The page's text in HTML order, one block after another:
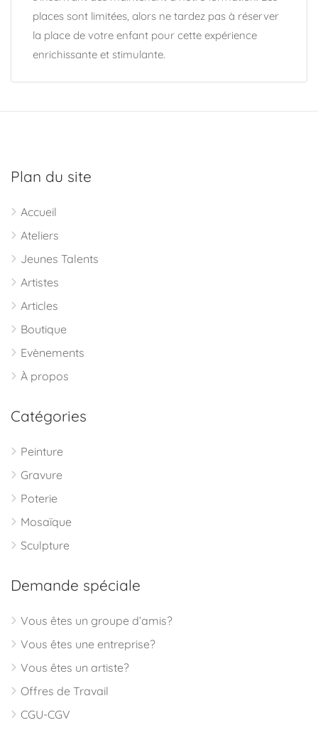
places sont limitées, alors ne tardez pas à réserver
la place de votre enfant pour cette expérience
enrichissante et stimulante.
Plan du site
Accueil
Ateliers
Jeunes Talents
Artistes
Articles
Boutique
Evènements
À propos
Catégories
Peinture
Gravure
Poterie
Mosaïque
Sculpture
Demande spéciale
Vous êtes un groupe d’amis?
Vous êtes une entreprise?
Vous êtes un artiste?
Offres de Travail
CGU-CGV